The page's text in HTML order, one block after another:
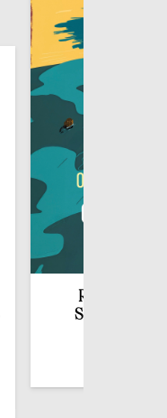
Redescobrir o
Sacramento da